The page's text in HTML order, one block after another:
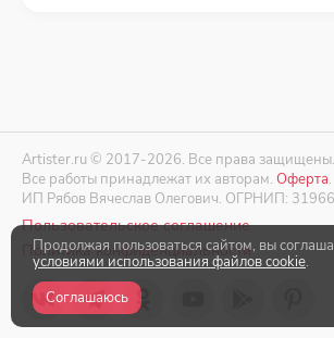
Artister.ru © 2017-2026. Все права защищены.
Все работы принадлежат их авторам. Оферта.
ИП Рябов Вячеслав Олегович. ОГРНИП:
Пользовательское соглашение
Политика конфиденциальности
Продолжая пользоваться сайтом, вы
условиями использования файлов cookie.
Соглашаюсь